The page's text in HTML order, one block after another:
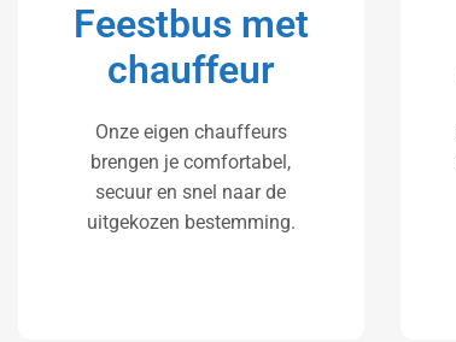
Feestbus met
chauffeur
Onze eigen chauffeurs
brengen je comfortabel,
secuur en snel naar de
uitgekozen bestemming.